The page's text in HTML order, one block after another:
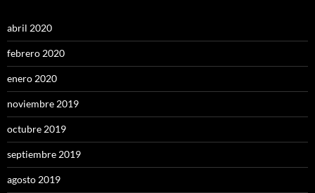
abril 2020
febrero 2020
enero 2020
noviembre 2019
octubre 2019
septiembre 2019
agosto 2019